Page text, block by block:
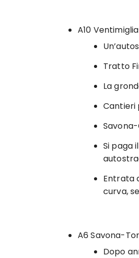
A10
Tratto
La
Cantieri
Si paga
Entrata
curva,
A6 Savona-
Dopo